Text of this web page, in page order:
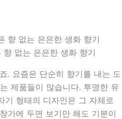
없는 은은한 생화 향기
. 요즘은 단순히 향기를 내는 도
제품들이 많습니다. 투명한 유
기 형태의 디자인은 그 자체로
가에 두면 보기만 해도 기분이